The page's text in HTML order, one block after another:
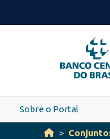
PARA
O
Sobre o Portal